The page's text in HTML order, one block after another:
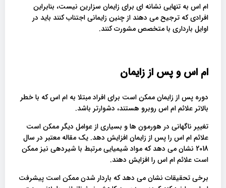
ام اس به تنهایی نشانه ای برای زایمان سزارین نیست، بنابراین
افرادی که ترجیح می دهند از چنین زایمانی اجتناب کنند باید در
اوایل بارداری با متخصص مشورت کنند.
ام اس و پس از زایمان
دوره پس از زایمان ممکن است برای افراد مبتلا به ام اس که با خطر
بالاتر علائم ام اس روبرو هستند، دشوارتر باشد.
تغییر ناگهانی در هورمون ها و بسیاری از عوامل دیگر ممکن است
علائم ام اس را پس از زایمان افزایش دهد. یک مقاله معتبر در سال
2018 نشان می دهد که مواد شیمیایی مرتبط با شیردهی نیز ممکن
است علائم ام اس را افزایش دهند.
برخی تحقیقات نشان می دهد که باردار شدن ممکن است پیشرفت